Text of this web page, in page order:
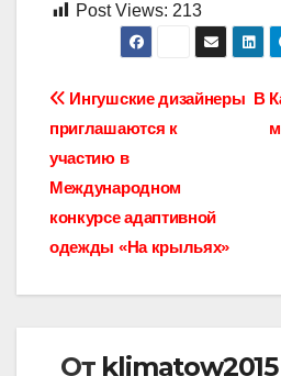
Post Views: 213
Навигация
по
записям
В
Ингушские дизайнеры
приглашаются к
участию в
Международном
конкурсе адаптивной
одежды «На крыльях»
От klimatow2015